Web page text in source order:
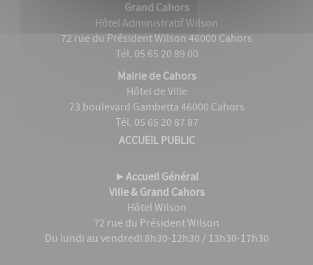
Grand Cahors
Hôtel Administratif Wilson
72 rue du Président Wilson 46000 Cahors
Tél. 05 65 20 89 00
Mairie de Cahors
Hôtel de Ville
73 boulevard Gambetta 46000 Cahors
Tél. 05 65 20 87 87
ACCUEIL PUBLIC
►Accueil Général
Ville & Grand Cahors
Hôtel Wilson
72 rue du Président Wilson
Du lundi au vendredi 8h30-12h30 / 13h30-17h30